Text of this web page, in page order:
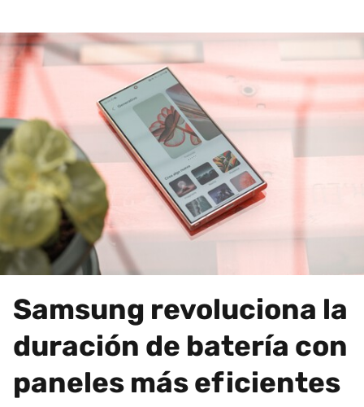
Samsung revoluciona la
duración de batería con
paneles más eficientes